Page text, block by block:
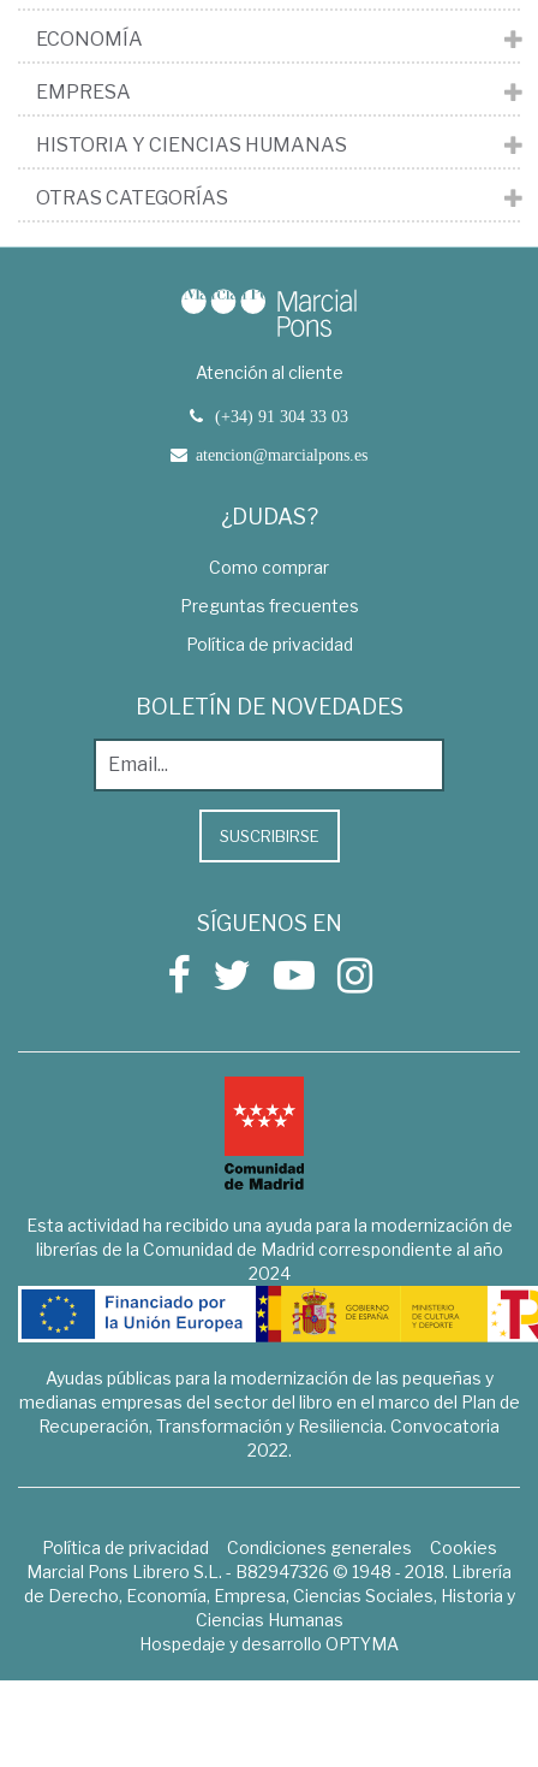
ECONOMÍA
EMPRESA
HISTORIA Y CIENCIAS HUMANAS
OTRAS CATEGORÍAS
Atención al cliente
(+34) 91 304 33 03
atencion@marcialpons.es
¿DUDAS?
Como comprar
Preguntas frecuentes
Política de privacidad
BOLETÍN DE NOVEDADES
SUSCRIBIRSE
SÍGUENOS EN
Esta actividad ha recibido una ayuda para la modernización de
librerías de la Comunidad de Madrid correspondiente al año
2024
Ayudas públicas para la modernización de las pequeñas y
medianas empresas del sector del libro en el marco del Plan de
Recuperación, Transformación y Resiliencia. Convocatoria
2022.
Política de privacidad Condiciones generales
Cookies
Marcial Pons Librero S.L. - B82947326 © 1948 - 2018. Librería
de Derecho, Economía, Empresa, Ciencias Sociales, Historia y
Ciencias Humanas
Hospedaje y desarrollo OPTYMA